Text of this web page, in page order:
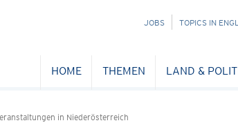
NAVIGATION
JOBS TOPICS IN
HOME THEMEN LAND &
in Niederösterreich